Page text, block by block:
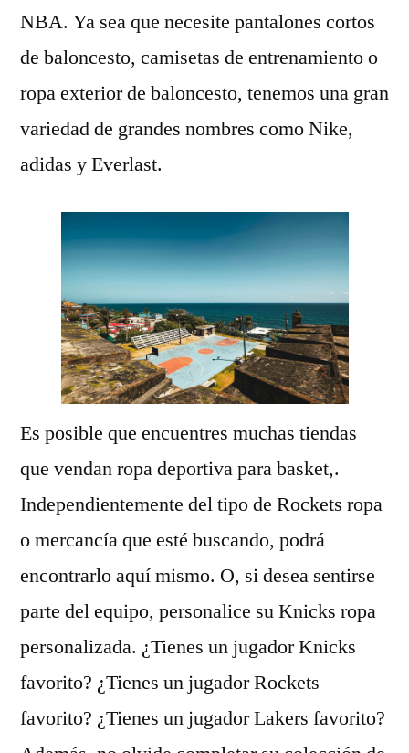
NBA. Ya sea que necesite pantalones cortos
de baloncesto, camisetas de entrenamiento o
ropa exterior de baloncesto, tenemos una gran
variedad de grandes nombres como Nike,
adidas y Everlast.
Es posible que encuentres muchas tiendas
que vendan ropa deportiva para basket,.
Independientemente del tipo de Rockets ropa
o mercancía que esté buscando, podrá
encontrarlo aquí mismo. O, si desea sentirse
parte del equipo, personalice su Knicks ropa
personalizada. ¿Tienes un jugador Knicks
favorito? ¿Tienes un jugador Rockets
favorito? ¿Tienes un jugador Lakers favorito?